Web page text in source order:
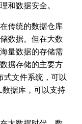
和数据安全。
传统的数据仓库
数据。但在大数
量数据的存储需
据存储的主要方
文件系统，可以
据库，可以支持